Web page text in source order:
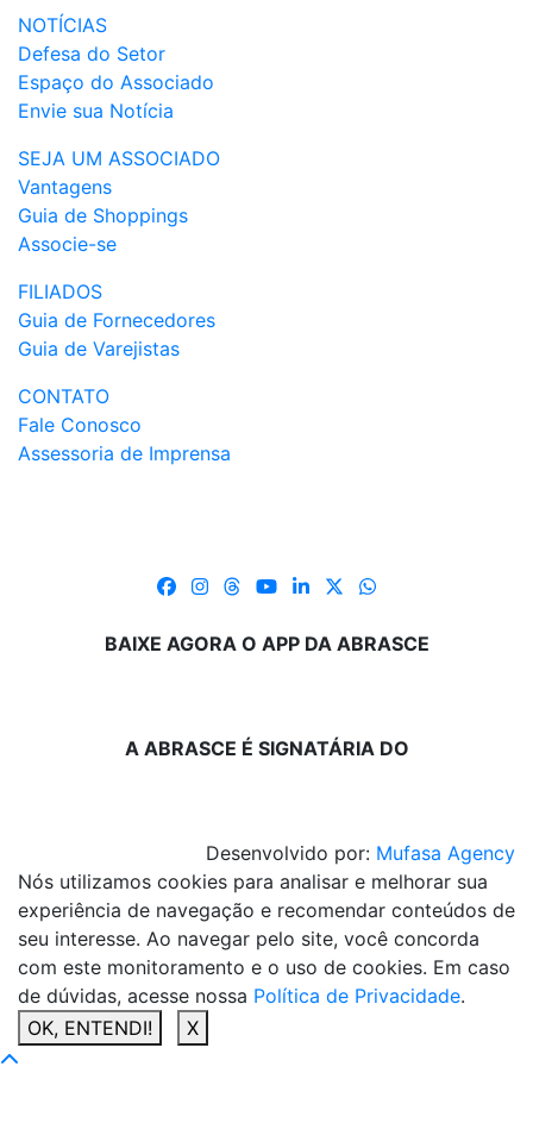
NOTÍCIAS
Defesa do Setor
Espaço do Associado
Envie sua Notícia
SEJA UM ASSOCIADO
Vantagens
Guia de Shoppings
Associe-se
FILIADOS
Guia de Fornecedores
Guia de Varejistas
CONTATO
Fale Conosco
Assessoria de Imprensa
BAIXE AGORA O APP DA ABRASCE
A ABRASCE É SIGNATÁRIA DO
Desenvolvido por: Mufasa Agency
Nós utilizamos cookies para analisar e melhorar sua
experiência de navegação e recomendar conteúdos de
seu interesse. Ao navegar pelo site, você concorda
com este monitoramento e o uso de cookies. Em caso
de dúvidas, acesse nossa Política de Privacidade.
OK, ENTENDI!
X